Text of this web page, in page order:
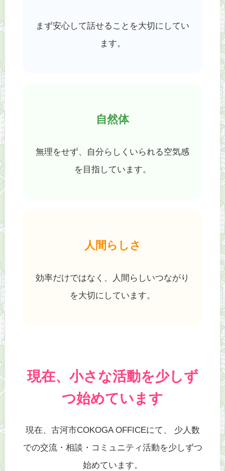
まず安心して話せることを大切にしてい
ます。
自然体
無理をせず、自分らしくいられる空気感
を目指しています。
人間らしさ
効率だけではなく、人間らしいつながり
を大切にしています。
現在、小さな活動を少しず
つ始めています
現在、古河市COKOGA OFFICEにて、 少人数
での交流・相談・コミュニティ活動を少しずつ
始めています。